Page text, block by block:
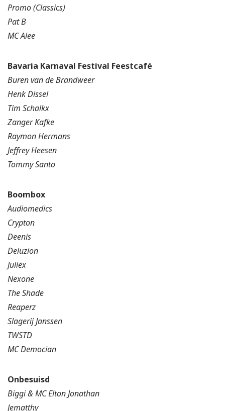
Promo (Classics)
Pat B
MC Alee
Bavaria Karnaval Festival Feestcafé
Buren van de Brandweer
Henk Dissel
Tim Schalkx
Zanger Kafke
Raymon Hermans
Jeffrey Heesen
Tommy Santo
Boombox
Audiomedics
Crypton
Deenis
Deluzion
Juliëx
Nexone
The Shade
Reaperz
Slagerij Janssen
TWSTD
MC Democian
Onbesuisd
Biggi & MC Elton Jonathan
Jematthy